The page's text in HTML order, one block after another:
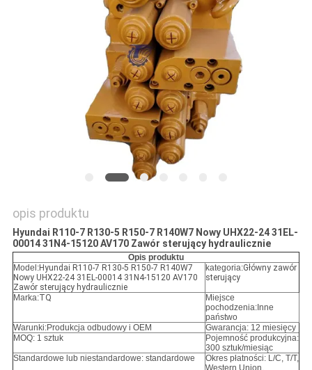
POLITYKA
PRYWATNOŚCI
opis produktu
Hyundai R110-7 R130-5 R150-7 R140W7 Nowy UHX22-24 31EL-
00014 31N4-15120 AV170 Zawór sterujący hydraulicznie
Opis produktu
Model:Hyundai R110-7 R130-5 R150-7 R140W7
Nowy UHX22-24 31EL-00014 31N4-15120 AV170
Zawór sterujący hydraulicznie
kategoria:Główny zawór
sterujący
Marka:TQ
Miejsce
pochodzenia:Inne
państwo
Warunki:Produkcja odbudowy i OEM
Gwarancja: 12 miesięcy
MOQ: 1 sztuk
Pojemność produkcyjna:
300 sztuk/miesiąc
Standardowe lub niestandardowe: standardowe
Okres płatności: L/C, T/T,